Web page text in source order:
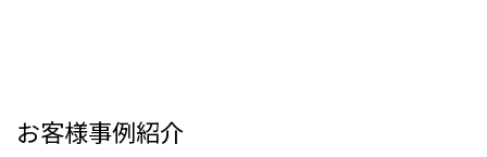
お客様事例紹介